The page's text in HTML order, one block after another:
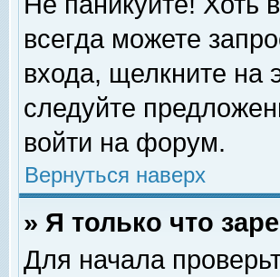
всегда можете
входа, щелкните на
следуйте
войти на форум.
Вернуться наверх
» Я только что
Для начала